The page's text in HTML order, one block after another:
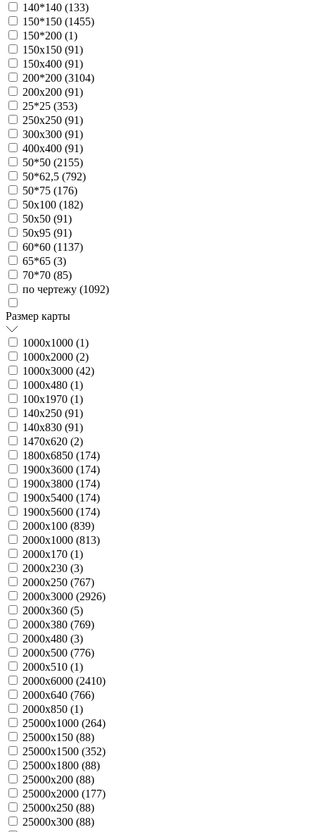
140*140 (133)
150*150 (1455)
150*200 (1)
150х150 (91)
150х400 (91)
200*200 (3104)
200х200 (91)
25*25 (353)
250х250 (91)
300х300 (91)
400х400 (91)
50*50 (2155)
50*62,5 (792)
50*75 (176)
50х100 (182)
50х50 (91)
50х95 (91)
60*60 (1137)
65*65 (3)
70*70 (85)
по чертежу (1092)
Размер карты
1000х1000 (1)
1000х2000 (2)
1000х3000 (42)
1000х480 (1)
100х1970 (1)
140х250 (91)
140х830 (91)
1470х620 (2)
1800х6850 (174)
1900х3600 (174)
1900х3800 (174)
1900х5400 (174)
1900х5600 (174)
2000х100 (839)
2000х1000 (813)
2000х170 (1)
2000х230 (3)
2000х250 (767)
2000х3000 (2926)
2000х360 (5)
2000х380 (769)
2000х480 (3)
2000х500 (776)
2000х510 (1)
2000х6000 (2410)
2000х640 (766)
2000х850 (1)
25000х1000 (264)
25000х150 (88)
25000х1500 (352)
25000х1800 (88)
25000х200 (88)
25000х2000 (177)
25000х250 (88)
25000х300 (88)